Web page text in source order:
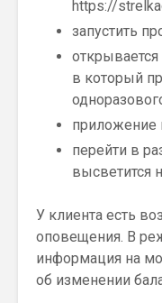
https://
запустить
в который
приложение
перейти в
высветится
У клиента есть
оповещения. В
информация на
об изменении